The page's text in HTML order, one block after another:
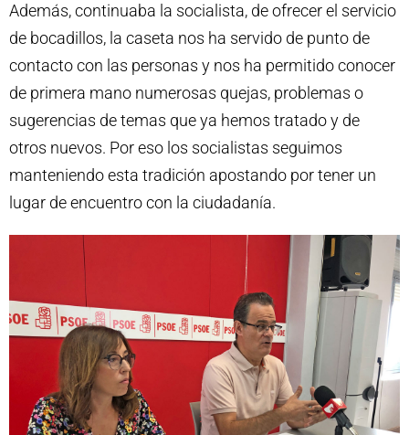
Además, continuaba la socialista, de ofrecer el servicio
de bocadillos, la caseta nos ha servido de punto de
contacto con las personas y nos ha permitido conocer
de primera mano numerosas quejas, problemas o
sugerencias de temas que ya hemos tratado y de
otros nuevos. Por eso los socialistas seguimos
manteniendo esta tradición apostando por tener un
lugar de encuentro con la ciudadanía.